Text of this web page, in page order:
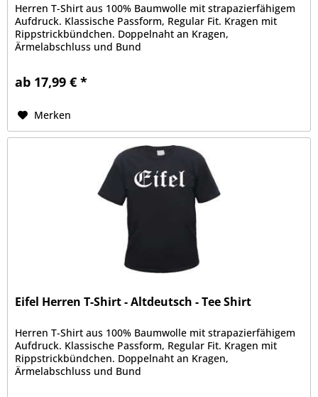
Herren T-Shirt aus 100% Baumwolle mit strapazierfähigem
Aufdruck. Klassische Passform, Regular Fit. Kragen mit
Rippstrickbündchen. Doppelnaht an Kragen,
Ärmelabschluss und Bund
ab 17,99 € *
Merken
Eifel Herren T-Shirt - Altdeutsch - Tee Shirt
Herren T-Shirt aus 100% Baumwolle mit strapazierfähigem
Aufdruck. Klassische Passform, Regular Fit. Kragen mit
Rippstrickbündchen. Doppelnaht an Kragen,
Ärmelabschluss und Bund